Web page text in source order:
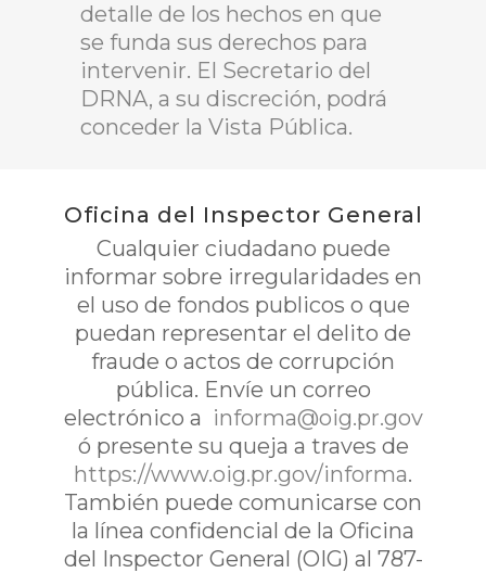
detalle de los hechos en que
se funda sus derechos para
intervenir. El Secretario del
DRNA, a su discreción, podrá
conceder la Vista Pública.
Oficina del Inspector General
Cualquier ciudadano puede
informar sobre irregularidades en
el uso de fondos publicos o que
puedan representar el delito de
fraude o actos de corrupción
pública. Envíe un correo
electrónico a informa@oig.pr.gov
ó presente su queja a traves de
https://www.oig.pr.gov/informa.
También puede comunicarse con
la línea confidencial de la Oficina
del Inspector General (OIG) al 787-